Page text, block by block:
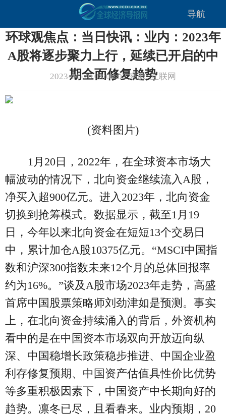
导航
环球观焦点：当日快讯：业内：2023年
A股将逐步聚力上行，延续已开启的中
期全面修复趋势
2023-01-20 08:00:02 来源: 互联网
(资料图片)
1月20日，2022年，在全球资本市场大
幅波动的情况下，北向资金继续流入A股，
净买入超900亿元。进入2023年，北向资金
切换到抢筹模式。数据显示，截至1月19
日，今年以来北向资金在短短13个交易日
中，累计加仓A股10375亿元。“MSCI中国指
数和沪深300指数未来12个月的总体回报率
约为16%。”谈及A股市场2023年走势，高盛
首席中国股票策略师刘劲津如是预测。事实
上，在北向资金持续涌入的背后，外资机构
看中的是在中国资本市场双向开放迈向纵
深、中国稳增长政策稳步推进、中国企业盈
利存修复预期、中国资产估值具性价比优势
等多重积极因素下，中国资产中长期向好的
趋势。凛冬已尽，且看春来。业内预期，20